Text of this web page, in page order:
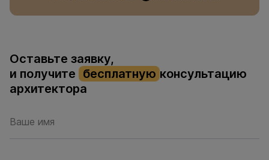
Оставьте заявку,
и получите бесплатную консультацию
архитектора
Ваше имя